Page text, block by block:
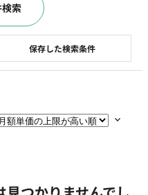
保存した検索条件
索